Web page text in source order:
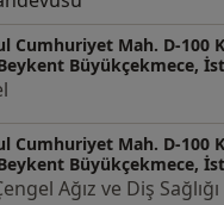
Cumhuriyet Mah. D-100
Büyükçekmece,
Cumhuriyet Mah. D-100
Büyükçekmece,
Ağız ve Diş